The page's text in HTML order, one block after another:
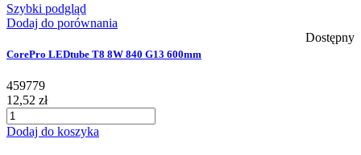
Szybki podgląd
Dodaj do porównania
Dostępny
CorePro LEDtube T8 8W 840 G13 600mm
459779
12,52 zł
Dodaj do koszyka